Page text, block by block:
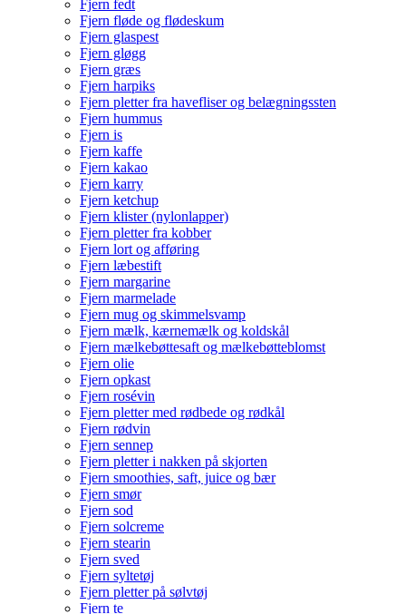
Fjern fedt
Fjern fløde og flødeskum
Fjern glaspest
Fjern gløgg
Fjern græs
Fjern harpiks
Fjern pletter fra havefliser og belægningssten
Fjern hummus
Fjern is
Fjern kaffe
Fjern kakao
Fjern karry
Fjern ketchup
Fjern klister (nylonlapper)
Fjern pletter fra kobber
Fjern lort og afføring
Fjern læbestift
Fjern margarine
Fjern marmelade
Fjern mug og skimmelsvamp
Fjern mælk, kærnemælk og koldskål
Fjern mælkebøttesaft og mælkebøtteblomst
Fjern olie
Fjern opkast
Fjern rosévin
Fjern pletter med rødbede og rødkål
Fjern rødvin
Fjern sennep
Fjern pletter i nakken på skjorten
Fjern smoothies, saft, juice og bær
Fjern smør
Fjern sod
Fjern solcreme
Fjern stearin
Fjern sved
Fjern syltetøj
Fjern pletter på sølvtøj
Fjern te